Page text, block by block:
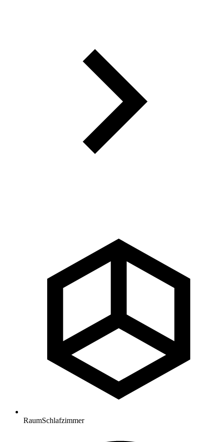
RaumSchlafzimmer